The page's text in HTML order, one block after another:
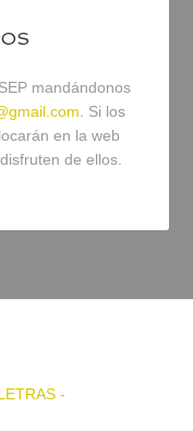
mandándonos
. Si los
en la web
de ellos.
-